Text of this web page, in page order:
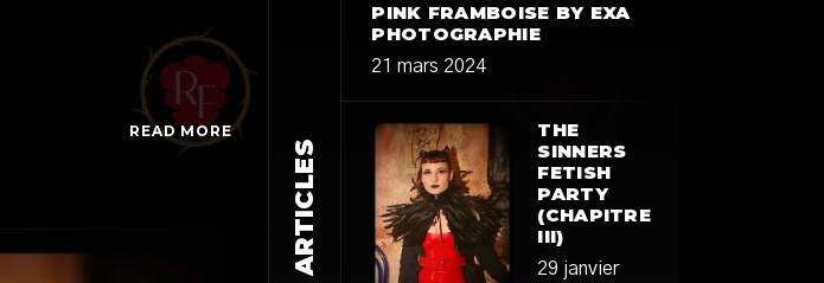
PORTRAIT
READ MORE
PINK FRAMBOISE BY EXA
PHOTOGRAPHIE
21 mars 2024
THE
SINNERS
FETISH
PARTY
(CHAPITRE
III)
29 janvier